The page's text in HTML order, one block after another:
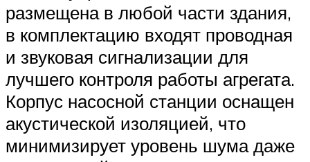
размещена в любой части здания,
в комплектацию входят проводная
и звуковая сигнализации для
лучшего контроля работы агрегата.
Корпус насосной станции оснащен
акустической изоляцией, что
минимизирует уровень шума даже